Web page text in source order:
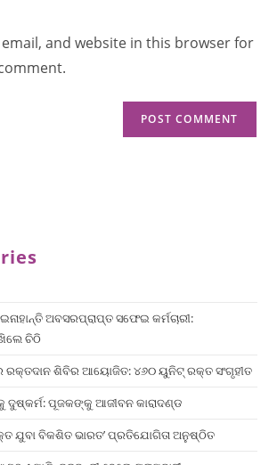
email, and website in this browser for
ଅବସରପ୍ରାପ୍ତ ସଫେଇ କର୍ମଚାରୀ:
ଚିଠି
ଶିବିର ଆୟୋଜିତ: ୪୬୦ ୟୁନିଟ୍ ରକ୍ତ ସଂଗୃହୀତ
ଦୁଷ୍କର୍ମ: ପୂଜକଙ୍କୁ ଆଜୀବନ କାରାଦଣ୍ଡ
ଯୁବା ବିକଶିତ ଭାରତ’ ପ୍ରତିଯୋଗିତା ଅନୁଷ୍ଠିତ